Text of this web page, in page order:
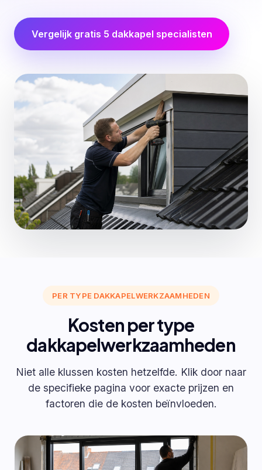
Vergelijk gratis 5 dakkapel specialisten
PER TYPE DAKKAPELWERKZAAMHEDEN
Kosten per type
dakkapelwerkzaamheden
Niet alle klussen kosten hetzelfde. Klik door naar
de specifieke pagina voor exacte prijzen en
factoren die de kosten beïnvloeden.